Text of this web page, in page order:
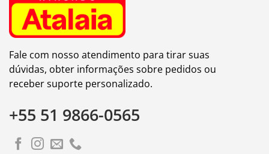
Fale com nosso atendimento para tirar suas
dúvidas, obter informações sobre pedidos ou
receber suporte personalizado.
+55 51 9866-0565